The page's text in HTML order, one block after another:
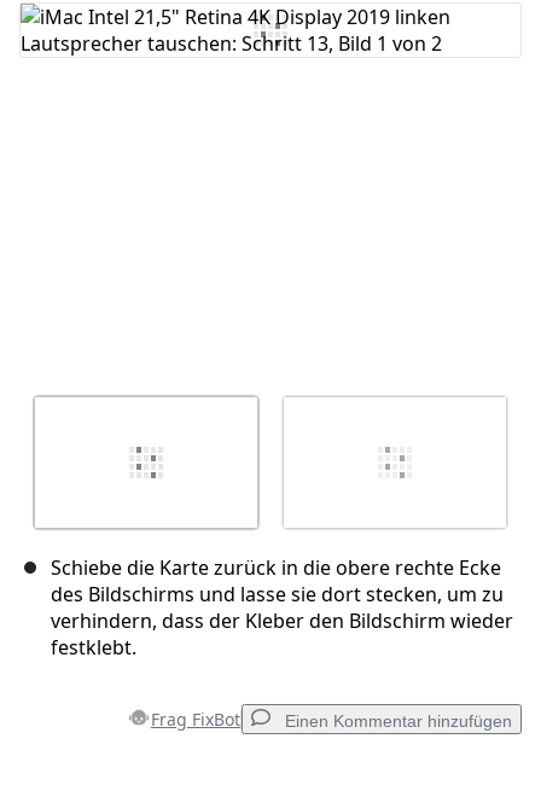
Schiebe die Karte zurück in die obere rechte Ecke
des Bildschirms und lasse sie dort stecken, um zu
verhindern, dass der Kleber den Bildschirm wieder
festklebt.
Frag FixBot Einen Kommentar hinzufügen